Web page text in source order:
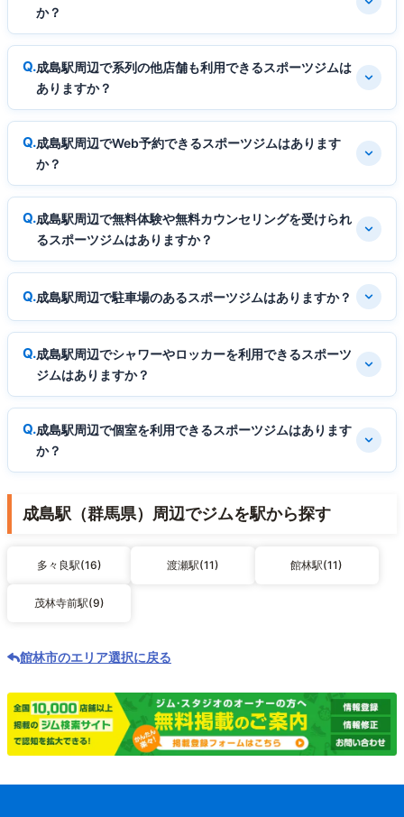
か？
成島駅周辺で系列の他店舗も利用できるスポーツジムは
ありますか？
成島駅周辺でWeb予約できるスポーツジムはあります
か？
成島駅周辺で無料体験や無料カウンセリングを受けられ
るスポーツジムはありますか？
成島駅周辺で駐車場のあるスポーツジムはありますか？
成島駅周辺でシャワーやロッカーを利用できるスポーツ
ジムはありますか？
成島駅周辺で個室を利用できるスポーツジムはあります
か？
成島駅（群馬県）周辺でジムを駅から探す
多々良駅(16) 渡瀬駅(11) 館林駅(11)
茂林寺前駅(9)
館林市のエリア選択に戻る